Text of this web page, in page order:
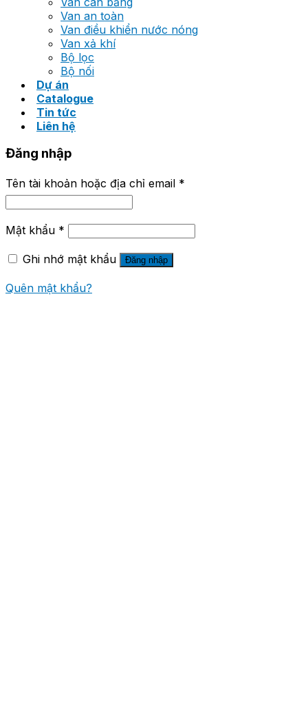
Van an toàn
Van điều khiển nước nóng
Van xả khí
Bộ lọc
Bộ nối
Dự án
Catalogue
Tin tức
Liên hệ
Đăng nhập
Tên tài khoản hoặc địa chỉ email *
Mật khẩu *
Ghi nhớ mật khẩu Đăng nhập
Quên mật khẩu?